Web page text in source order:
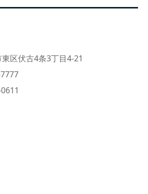
区伏古4条3丁目4-21